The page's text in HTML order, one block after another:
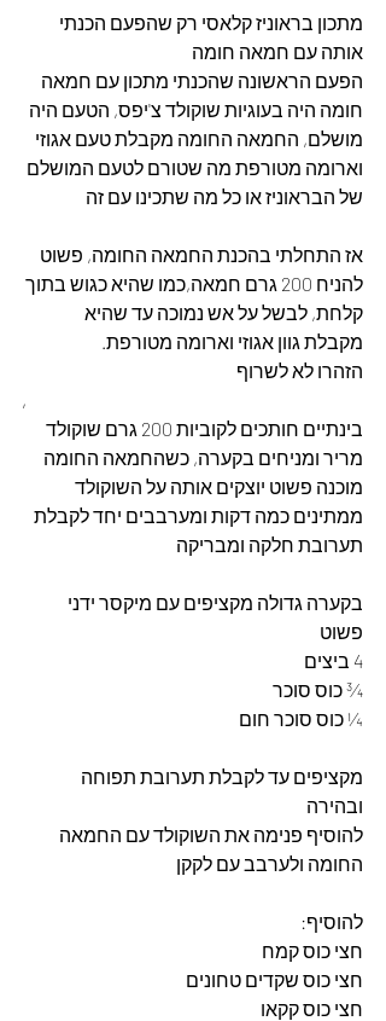
מתכון בראוניז קלאסי רק שהפעם הכנתי
אותה עם חמאה חומה
הפעם הראשונה שהכנתי מתכון עם חמאה
חומה היה בעוגיות שוקולד צ'יפס, הטעם היה
מושלם, החמאה החומה מקבלת טעם אגוזי
וארומה מטורפת מה שטורם לטעם המושלם
של הבראוניז או כל מה שתכינו עם זה
אז התחלתי בהכנת החמאה החומה, פשוט
להניח 200 גרם חמאה,כמו שהיא כגוש בתוך
קלחת, לבשל על אש נמוכה עד שהיא
מקבלת גוון אגוזי וארומה מטורפת.
הזהרו לא לשרוף
,
בינתיים חותכים לקוביות 200 גרם שוקולד
מריר ומניחים בקערה, כשהחמאה החומה
מוכנה פשוט יוצקים אותה על השוקולד
ממתינים כמה דקות ומערבבים יחד לקבלת
תערובת חלקה ומבריקה
בקערה גדולה מקציפים עם מיקסר ידני
פשוט
4 ביצים
¾ כוס סוכר
¼ כוס סוכר חום
מקציפים עד לקבלת תערובת תפוחה
ובהירה
להוסיף פנימה את השוקולד עם החמאה
החומה ולערבב עם לקקן
להוסיף:
חצי כוס קמח
חצי כוס שקדים טחונים
חצי כוס קקאו